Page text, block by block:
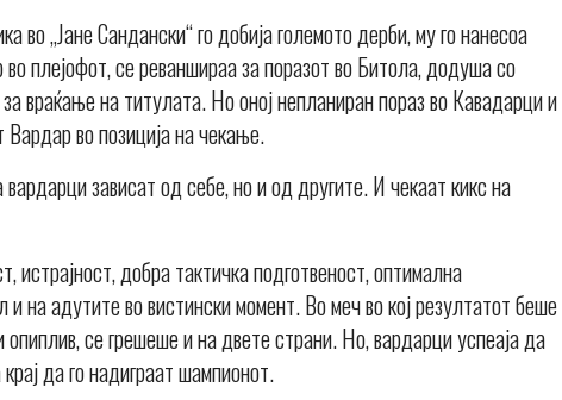
во „Јане Сандански“ го добија големото дерби, му го нанесоа
плејофот, се реваншираа за поразот во Битола, додуша со
враќање на титулата. Но оној непланиран пораз во Кавадарци и
во позиција на чекање.
зависат од себе, но и од другите. И чекаат кикс на
истрајност, добра тактичка подготвеност, оптимална
и на адутите во вистински момент. Во меч во кој резултатот беше
се грешеше и на двете страни. Но, вардарци успеаја да
да го надиграат шампионот.